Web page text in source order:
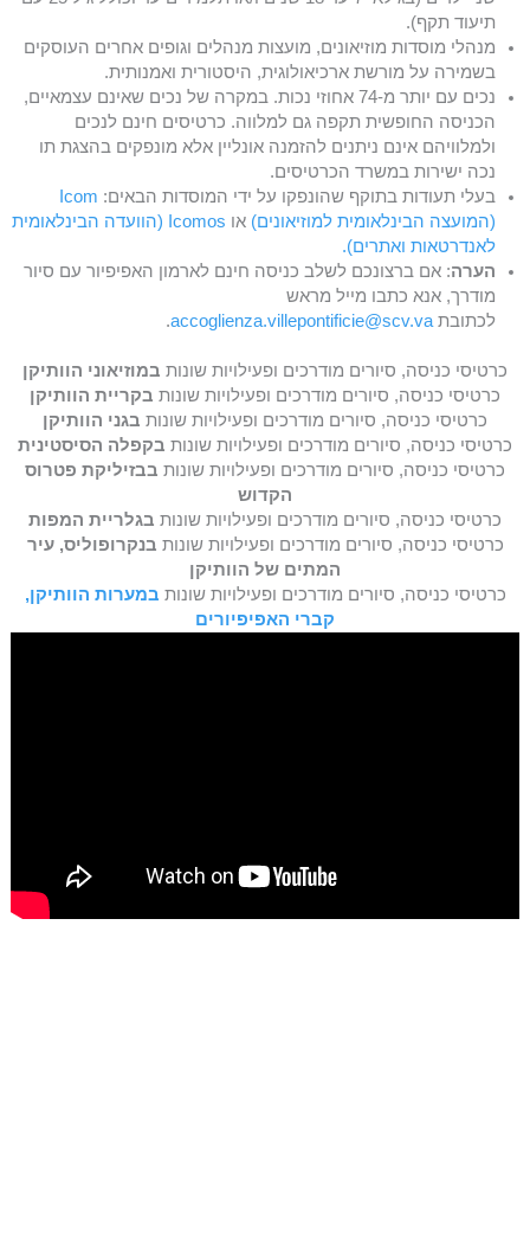
תיעוד תקף).
מנהלי מוסדות מוזיאונים, מועצות מנהלים וגופים אחרים העוסקים
בשמירה על מורשת ארכיאולוגית, היסטורית ואמנותית.
נכים עם יותר מ-74 אחוזי נכות. במקרה של נכים שאינם עצמאיים,
הכניסה החופשית תקפה גם למלווה. כרטיסים חינם לנכים
ולמלוויהם אינם ניתנים להזמנה אונליין אלא מונפקים בהצגת תו
נכה ישירות במשרד הכרטיסים.
בעלי תעודות בתוקף שהונפקו על ידי המוסדות הבאים: Icom
(המועצה הבינלאומית למוזיאונים) או
Icomos (הוועדה הבינלאומית
לאנדרטאות ואתרים).
הערה: אם ברצונכם לשלב כניסה חינם לארמון האפיפיור עם סיור
מודרך, אנא כתבו מייל מראש
לכתובת accoglienza.villepontificie@scv.va
.
כרטיסי כניסה, סיורים מודרכים ופעילויות שונות במוזיאוני הוותיקן
כרטיסי כניסה, סיורים מודרכים ופעילויות שונות בקריית הוותיקן
כרטיסי כניסה, סיורים מודרכים ופעילויות שונות בגני הוותיקן
כרטיסי כניסה, סיורים מודרכים ופעילויות שונות בקפלה הסיסטינית
כרטיסי כניסה, סיורים מודרכים ופעילויות שונות בבזיליקת פטרוס
הקדוש
כרטיסי כניסה, סיורים מודרכים ופעילויות שונות בגלריית המפות
כרטיסי כניסה, סיורים מודרכים ופעילויות שונות בנקרופוליס, עיר
המתים של הוותיקן
כרטיסי כניסה, סיורים מודרכים ופעילויות שונות במערות הוותיקן,
קברי האפיפיורים